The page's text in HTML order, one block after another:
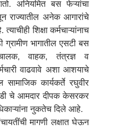
अनियमित बस फेऱ्यांचा
राज्यातील अनेक आगारांचे
शिक्षा कर्मचाऱ्यांनाच
ग्रामीण भागातील एसटी बस
चालक, वाहक, तंत्रज्ञ व
वाढवावे अशा आशयाचे
कार्यकर्ते रघुवीर
चे आमदार दीपक केसरकर
नुकतेच दिले आहे.
मागणी लक्षात घेऊन